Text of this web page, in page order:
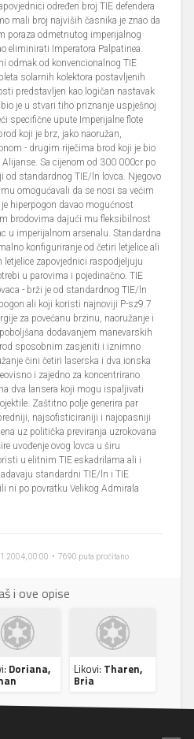
određen broj TIE defendera
mali broj najviših časnika je znao da
poraza odmetnutog imperijalnog
eliminirati Imperatora Palpatinea.
odmak od konvencionalnog TIE
solarnih kolektora postavljenih
predstavljen kao logičan nastavak
je u stvari tiho priznanje uspješnoj
specifične upute Imperijalne flote
koji je brz, jako naoružan,
- drugim riječima brod koji je bio
Sa cijenom od 300 000cr po
od standardnog TIE/ln lovca. Njegovo
omogućavali da se nosi sa većim
hiperpogon davao mogućnost
brodovima dajući mu fleksibilnost
u imperijalnom arsenalu. Standardna
konfiguriranje od četiri letjelice ali
zapovjednici raspodjeljuju
u parovima i pojedinačno. TIE
- brži je od standardnog TIE/ln
ali koji koristi najnoviji P-sz9.7
za povećanu brzinu, naoružanje i
dodavanjem manevarskih
sposobnim zasjeniti i iznimno
čini četiri laserska i dva ionska
i zajedno za koncentrirano
dva lansera koji mogu ispaljivati
Zaštitno polje generira par
najsofisticiraniji i najopasniji
uz politička previranja uzrokovana
uvođenje ovog lovca u širu
u elitnim TIE eskadrilama ali i
standardni TIE/ln i TIE
ni po povratku Velikog Admirala
00:00 • 7690 puta pročitano
i ove opise
Doriana, Likovi: Tharen,
Bria